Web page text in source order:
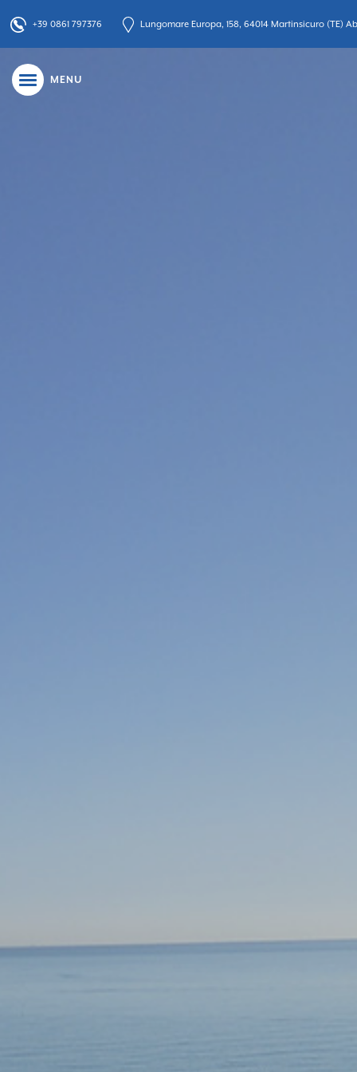
MENU
+39 0861 797376 Lungomare Europa, 158, 64014 Martinsicuro (TE)